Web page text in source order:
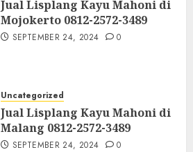
Jual Lisplang Kayu Mahoni di
Mojokerto 0812-2572-3489
SEPTEMBER 24, 2024 0
Uncategorized
Jual Lisplang Kayu Mahoni di
Malang 0812-2572-3489
SEPTEMBER 24, 2024 0